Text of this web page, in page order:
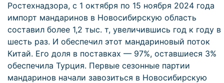
Ростехнадзора, с 1 октября по 15 ноября 2024 года
импорт мандаринов в Новосибирскую область
составил более 1,2 тыс. т, увеличившись год к году в
шесть раз. И обеспечил этот мандариновый поток
Китай. Его доля в поставках — 97%, оставшиеся 3%
обеспечила Турция. Первые сезонные партии
мандаринов начали завозиться в Новосибирскую